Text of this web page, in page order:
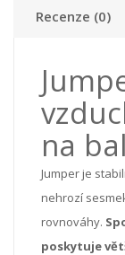
Recenze (0)
na
Jumper je
nehrozí
rovnováhy.
poskytuje